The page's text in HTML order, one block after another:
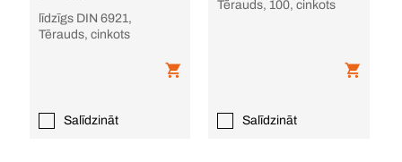
līdzīgs DIN 6921,
Tērauds, cinkots
Salīdzināt
Tērauds, 100, cinkots
Salīdzināt